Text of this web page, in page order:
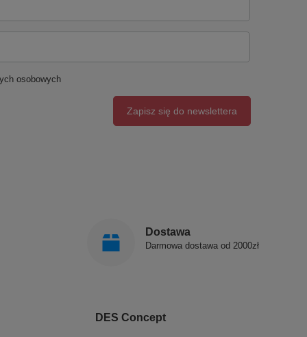
osobowych
Zapisz się do newslettera
Dostawa
Darmowa dostawa od 2000zł
DES Concept